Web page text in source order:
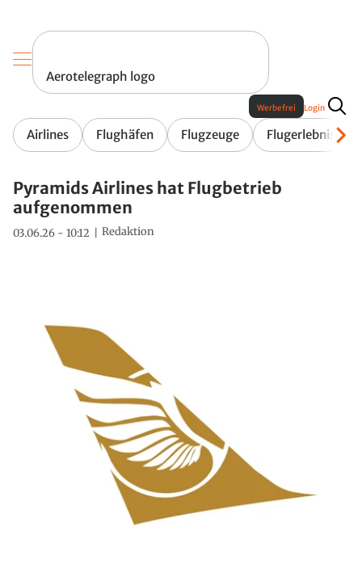
Aerotelegraph logo
Airlines Flughäfen Flugzeuge Flugerlebnis
Werbefrei Login
Pyramids Airlines hat Flugbetrieb
aufgenommen
03.06.26 - 10:12 Redaktion